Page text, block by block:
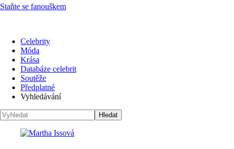
Staňte se fanouškem
Celebrity
Móda
Krása
Databáze celebrit
Soutěže
Předplatné
Vyhledávání